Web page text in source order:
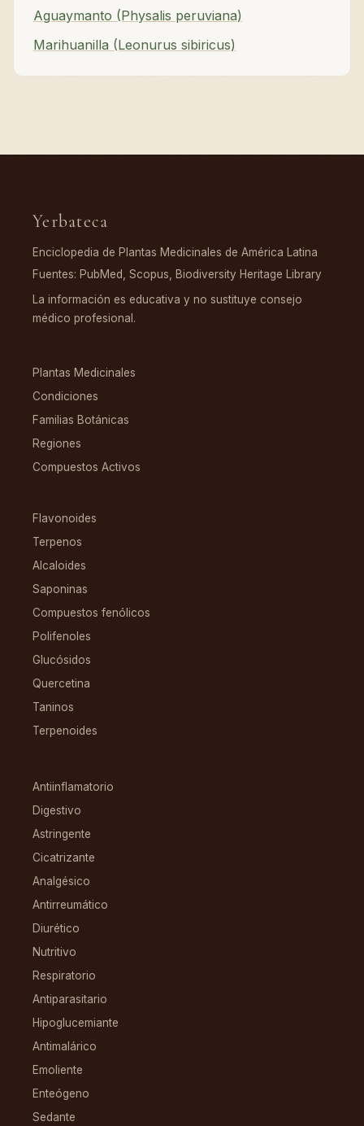
Aguaymanto (Physalis peruviana)
Marihuanilla (Leonurus sibiricus)
Yerbateca
Enciclopedia de Plantas Medicinales de América Latina
Fuentes: PubMed, Scopus, Biodiversity Heritage Library
La información es educativa y no sustituye consejo
médico profesional.
Plantas Medicinales
Condiciones
Familias Botánicas
Regiones
Compuestos Activos
Flavonoides
Terpenos
Alcaloides
Saponinas
Compuestos fenólicos
Polifenoles
Glucósidos
Quercetina
Taninos
Terpenoides
Antiinflamatorio
Digestivo
Astringente
Cicatrizante
Analgésico
Antirreumático
Diurético
Nutritivo
Respiratorio
Antiparasitario
Hipoglucemiante
Antimalárico
Emoliente
Enteógeno
Sedante